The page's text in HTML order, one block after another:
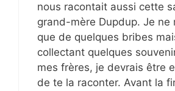
nous racontait aussi cette
grand-mère Dupdup. Je ne
que de quelques bribes
collectant quelques
mes frères, je devrais être
de te la raconter. Avant la